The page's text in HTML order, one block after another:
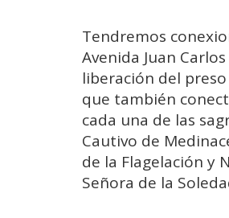
Tendremos
Avenida Juan
liberación del
que también
cada una de las
Cautivo de
de la Flagelación y
Señora de la